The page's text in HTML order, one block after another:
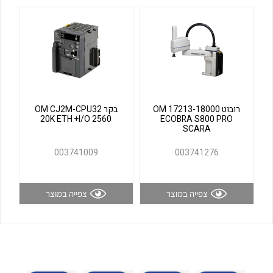
לכל מוצרי היצרן לכל מוצרי היצרן
רובוט OM 17213-18000
ECOBRA S800 PRO
SCARA
003741276
צפייה במוצר
בקר OM CJ2M-CPU32
20K ETH +I/O 2560
003741009
צפייה במוצר